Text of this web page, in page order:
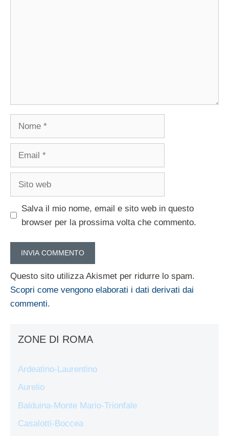
Nome
Email
Sito
Salva il mio nome, email e sito web in questo
browser per la prossima volta che commento.
Questo sito utilizza Akismet per ridurre lo spam.
Scopri come vengono elaborati i dati derivati dai
commenti.
ZONE DI ROMA
Ardeatino-Laurentino
Aurelio
Balduina-Monte Mario-Trionfale
Casalotti-Boccea